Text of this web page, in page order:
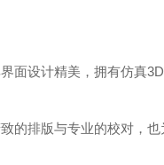
面设计精美，拥有仿真
的排版与专业的校对，也